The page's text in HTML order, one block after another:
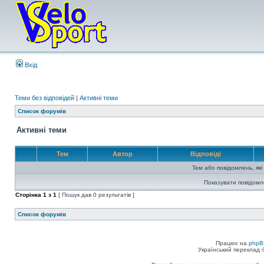
Вхід
Теми без відповідей | Активні теми
Список форумів
Активні теми
Тем Автор Відповіді
Тем або повідомлень,
Показувати
Сторінка 1 з 1 [ Пошук дав 0 результатів ]
Список форумів
Працює на
Український